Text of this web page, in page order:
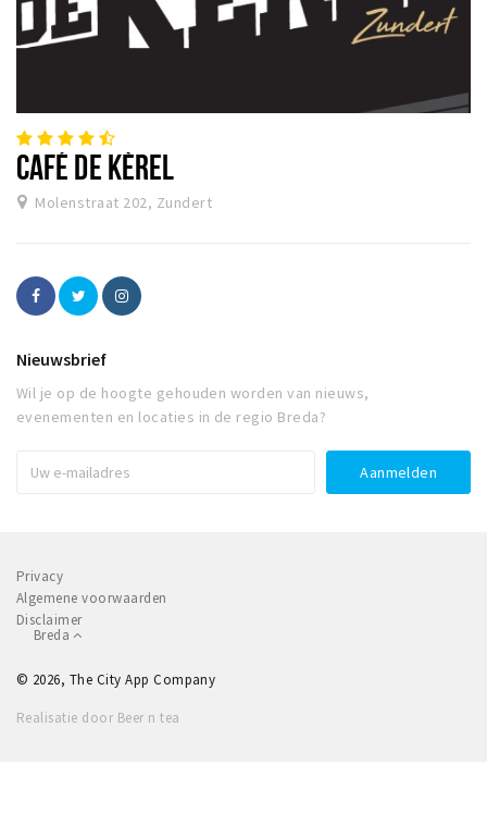
CAFÉ DE KÈREL
Molenstraat 202, Zundert
Nieuwsbrief
Wil je op de hoogte gehouden worden van nieuws,
evenementen en locaties in de regio Breda?
Privacy
Algemene voorwaarden
Disclaimer
Breda
© 2026, The City App Company
Realisatie door Beer n tea